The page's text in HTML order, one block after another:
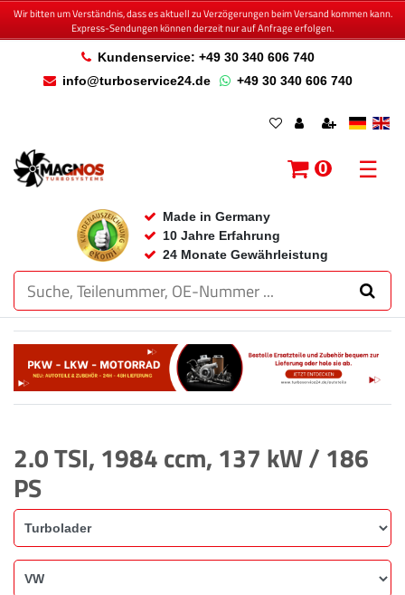
Wir bitten um Verständnis, dass es aktuell zu Verzögerungen beim Versand kommen kann.
Express-Sendungen können derzeit nur auf Anfrage erfolgen.
Kundenservice: +49 30 340 606 740
info@turboservice24.de
+49 30 340 606 740
Made in Germany
10 Jahre Erfahrung
24 Monate Gewährleistung
0 ☰
2.0 TSI, 1984 ccm, 137 kW / 186
PS